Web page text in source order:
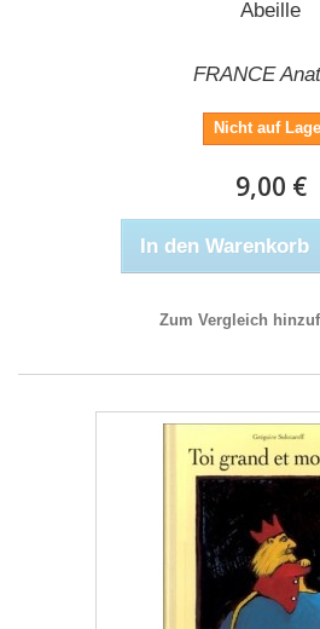
Abeille
FRANCE
Nicht auf
9,00 €
In den Warenkorb
Zum Vergleich